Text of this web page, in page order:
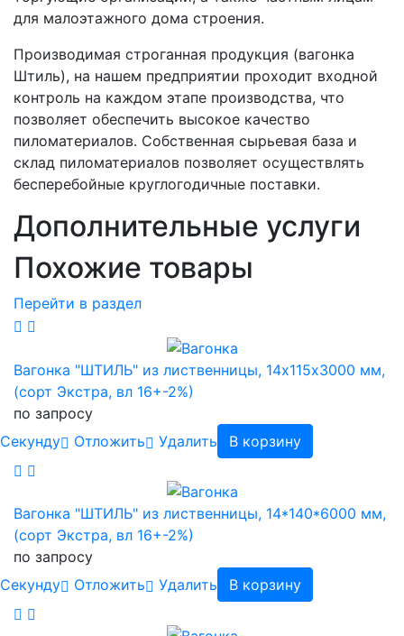
для малоэтажного дома строения.
Производимая строганная продукция (вагонка
Штиль), на нашем предприятии проходит входной
контроль на каждом этапе производства, что
позволяет обеспечить высокое качество
пиломатериалов. Собственная сырьевая база и
склад пиломатериалов позволяет осуществлять
бесперебойные круглогодичные поставки.
Дополнительные услуги
Похожие товары
Перейти в раздел
Вагонка "ШТИЛЬ" из лиственницы, 14х115х3000 мм,
(сорт Экстра, вл 16+-2%)
по запросу
Cекунду
Отложить Удалить В корзину
Вагонка "ШТИЛЬ" из лиственницы, 14*140*6000 мм,
(сорт Экстра, вл 16+-2%)
по запросу
Cекунду
Отложить Удалить В корзину